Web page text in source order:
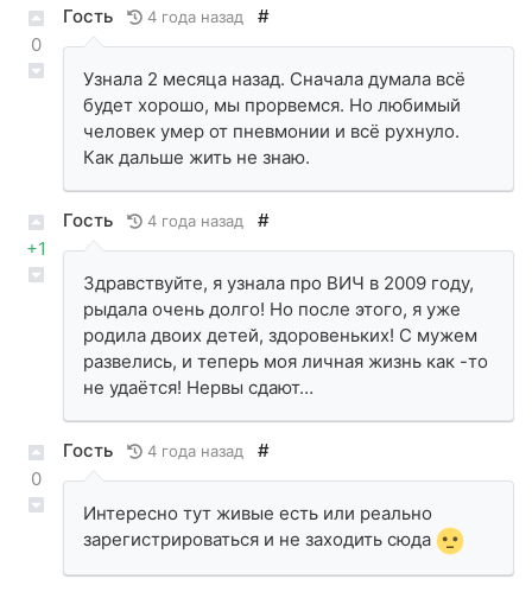
0
Гость 4 года назад #
Узнала 2 месяца назад. Сначала думала всё
будет хорошо, мы прорвемся. Но любимый
человек умер от пневмонии и всё рухнуло.
Как дальше жить не знаю.
+1
Гость 4 года назад #
Здравствуйте, я узнала про ВИЧ в 2009 году,
рыдала очень долго! Но после этого, я уже
родила двоих детей, здоровеньких! С мужем
развелись, и теперь моя личная жизнь как -то
не удаётся! Нервы сдают…
0
Гость 4 года назад #
Интересно тут живые есть или реально
зарегистрироваться и не заходить сюда